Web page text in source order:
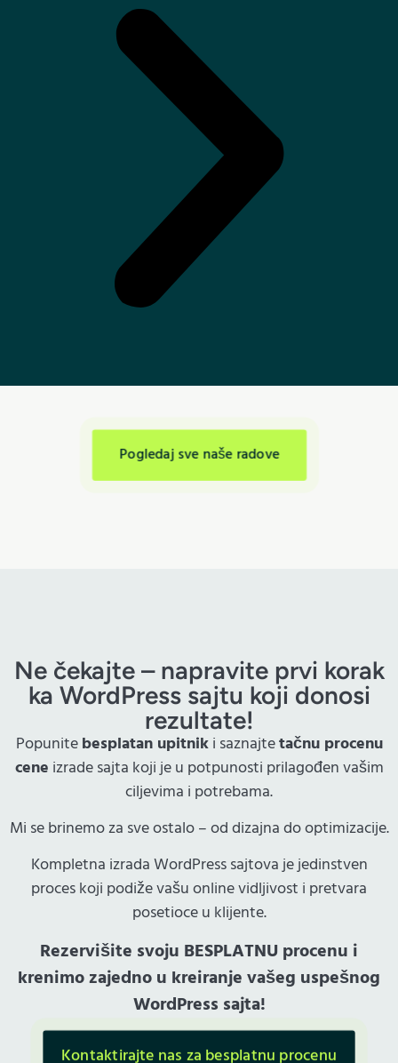
Pogledaj sve naše radove
Ne čekajte – napravite prvi korak
ka WordPress sajtu koji donosi
rezultate!
Popunitebesplatan upitniki saznajtetačnu procenu
cene izrade sajta koji je u potpunosti prilagođen vašim
ciljevima i potrebama.
Mi se brinemo za sve ostalo – od dizajna do optimizacije.
Kompletna izrada WordPress sajtova je jedinstven
proces koji podiže vašu online vidljivost i pretvara
posetioce u klijente.
Rezervišite svoju BESPLATNU procenu i
krenimo zajedno u kreiranje vašeg uspešnog
WordPress sajta!
Kontaktirajte nas za besplatnu procenu